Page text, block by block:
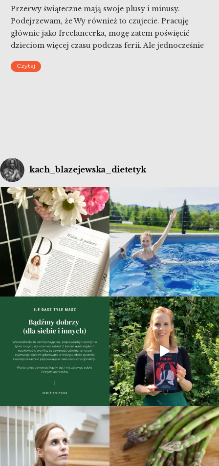
Przerwy świąteczne mają swoje plusy i minusy.
Podejrzewam, że Wy również to czujecie. Pracuję
głównie jako freelancerka, mogę zatem poświęcić
dzieciom więcej czasu podczas ferii. Ale jednocześnie
bo felieton powinien być napisany, blog leży
Czytaj
kach_blazejewska_dietetyk